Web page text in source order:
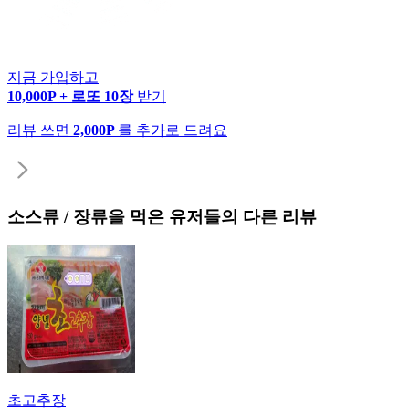
지금 가입하고
10,000P + 로또 10장 받기
리뷰 쓰면 2,000P 를 추가로 드려요
소스류 / 장류을 먹은 유저들의 다른 리뷰
초고추장